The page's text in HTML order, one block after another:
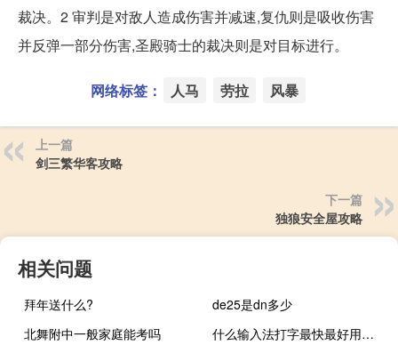
裁决。2 审判是对敌人造成伤害并减速,复仇则是吸收伤害
并反弹一部分伤害,圣殿骑士的裁决则是对目标进行。
网络标签： 人马 劳拉 风暴
上一篇
剑三繁华客攻略
下一篇
独狼安全屋攻略
相关问题
拜年送什么?
de25是dn多少
北舞附中一般家庭能考吗
什么输入法打字最快最好用（什么输入法打字最快）